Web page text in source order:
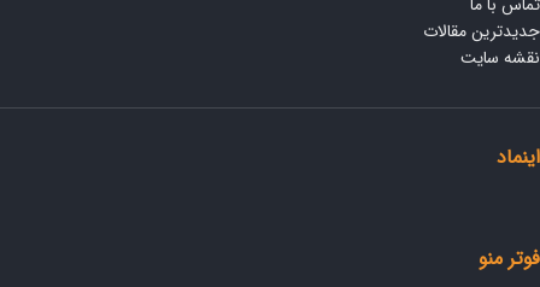
جدیدترین مقالات
نقشه سایت
اینماد
فوتر منو